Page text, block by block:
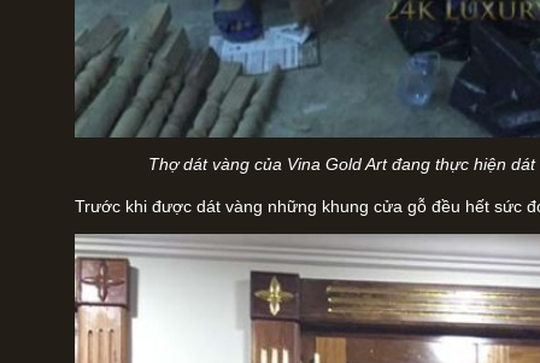
Thợ dát vàng của Vina Gold Art đang thực hiện
Trước khi được dát vàng những khung cửa gỗ đều hết sức